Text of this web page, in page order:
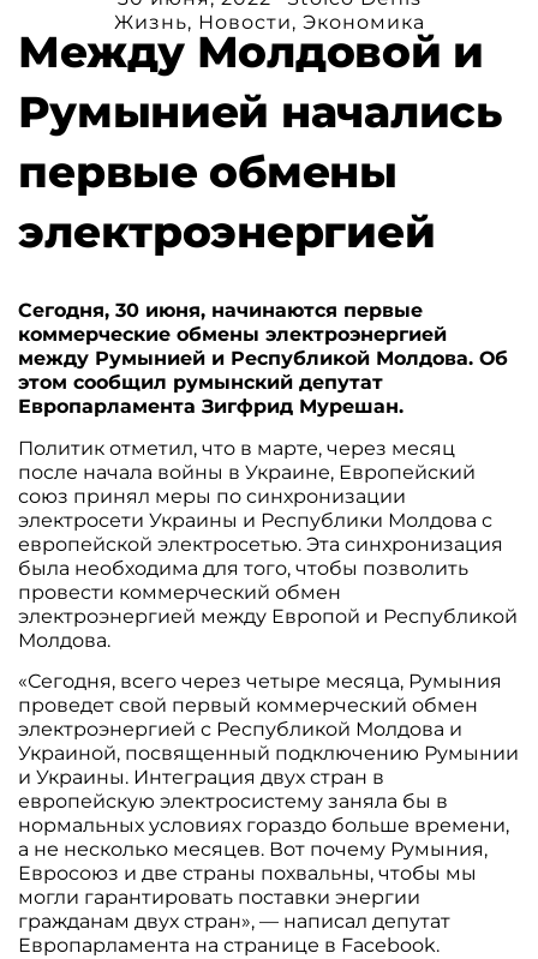
Жизнь, Новости, Экономика
Между Молдовой и
Румынией начались
первые обмены
электроэнергией
Сегодня, 30 июня, начинаются первые
коммерческие обмены электроэнергией
между Румынией и Республикой Молдова. Об
этом сообщил румынский депутат
Европарламента Зигфрид Мурешан.
Политик отметил, что в марте, через месяц
после начала войны в Украине, Европейский
союз принял меры по синхронизации
электросети Украины и Республики Молдова с
европейской электросетью. Эта синхронизация
была необходима для того, чтобы позволить
провести коммерческий обмен
электроэнергией между Европой и Республикой
Молдова.
«Сегодня, всего через четыре месяца, Румыния
проведет свой первый коммерческий обмен
электроэнергией с Республикой Молдова и
Украиной, посвященный подключению Румынии
и Украины. Интеграция двух стран в
европейскую электросистему заняла бы в
нормальных условиях гораздо больше времени,
а не несколько месяцев. Вот почему Румыния,
Евросоюз и две страны похвальны, чтобы мы
могли гарантировать поставки энергии
гражданам двух стран», — написал депутат
Европарламента на странице в Facebook.